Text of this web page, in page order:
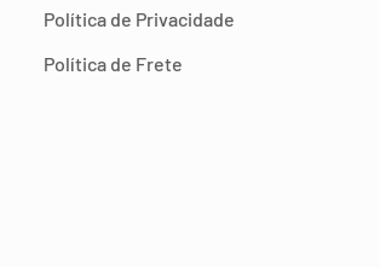
Política de Privacidade
Política de Frete